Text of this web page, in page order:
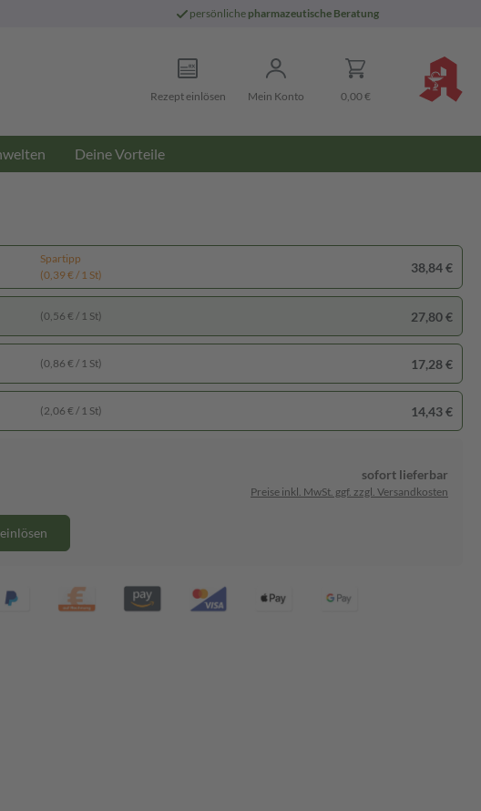
persönliche pharmazeutische Beratung
Rezept einlösen Mein Konto 0,00 €
Deine Vorteile
Spartipp
(0,39 € / 1 St)
38,84 €
(0,56 € / 1 St) 27,80 €
(0,86 € / 1 St) 17,28 €
(2,06 € / 1 St) 14,43 €
sofort lieferbar
Preise inkl. MwSt. ggf. zzgl. Versandkosten